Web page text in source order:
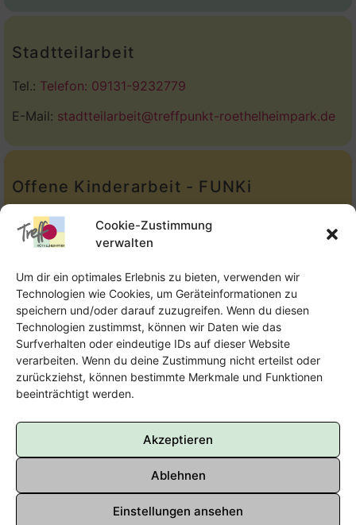
Cookie-Zustimmung
verwalten
Um dir ein optimales Erlebnis zu bieten, verwenden wir
Technologien wie Cookies, um Geräteinformationen zu
speichern und/oder darauf zuzugreifen. Wenn du diesen
Technologien zustimmst, können wir Daten wie das
Surfverhalten oder eindeutige IDs auf dieser Website
verarbeiten. Wenn du deine Zustimmung nicht erteilst oder
zurückziehst, können bestimmte Merkmale und Funktionen
beeinträchtigt werden.
Akzeptieren
Ablehnen
Einstellungen ansehen
Stadtteilarbeit
Tel.: Telefon: 09131-9232779
E-Mail: stadtteilarbeit@treffpunkt-roethelheimpark.de
Offene Kinderarbeit - FUNKi
Tel.:Telefon: 09131-610749
E-Mail:oka@treffpunkt-roethelheimpark.de
Offene Jugendarbeit - Easthouse
Tel:
09131–302259
E-Mail:oja@treffpunkt-roethelheimpark.de